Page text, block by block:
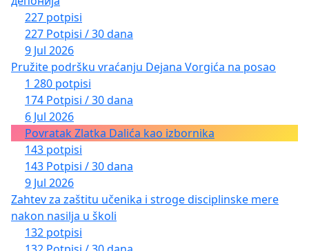
227 potpisi
227 Potpisi / 30 dana
9 Jul 2026
Pružite podršku vraćanju Dejana Vorgića na posao
1 280 potpisi
174 Potpisi / 30 dana
6 Jul 2026
Povratak Zlatka Dalića kao izbornika
143 potpisi
143 Potpisi / 30 dana
9 Jul 2026
Zahtev za zaštitu učenika i stroge disciplinske mere
nakon nasilja u školi
132 potpisi